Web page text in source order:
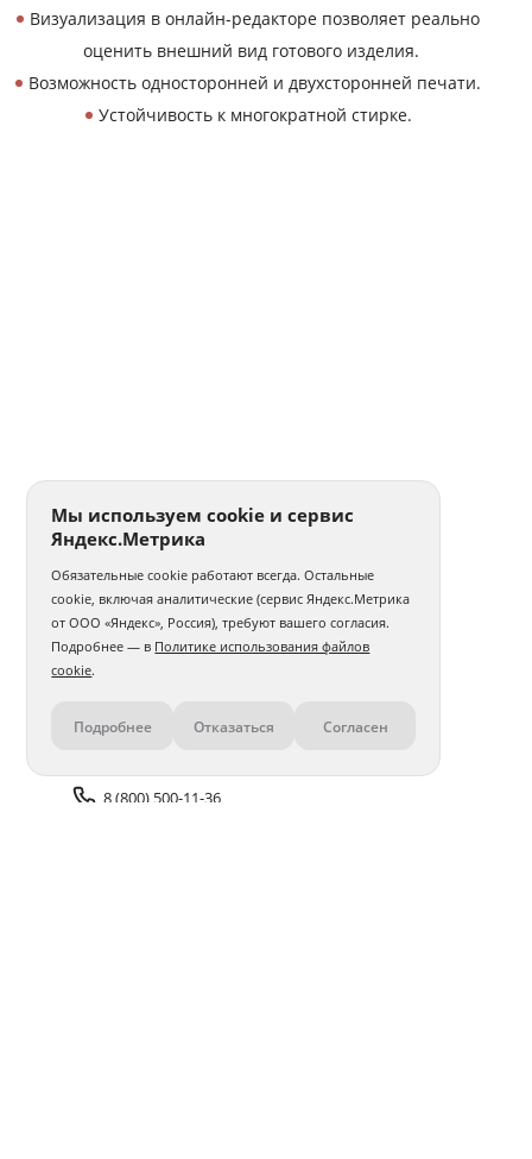
Визуализация в онлайн-редакторе позволяет реально
оценить внешний вид готового изделия.
Возможность односторонней и двухсторонней печати.
Устойчивость к многократной стирке.
Контакты
8 (800) 500-11-36
Мы используем cookie и сервис
Яндекс.Метрика
Обязательные cookie работают всегда. Остальные
cookie, включая аналитические (сервис Яндекс.Метрика
от ООО «Яндекс», Россия), требуют вашего согласия.
Подробнее — в Политике использования файлов
cookie.
Подробнее Отказаться Согласен